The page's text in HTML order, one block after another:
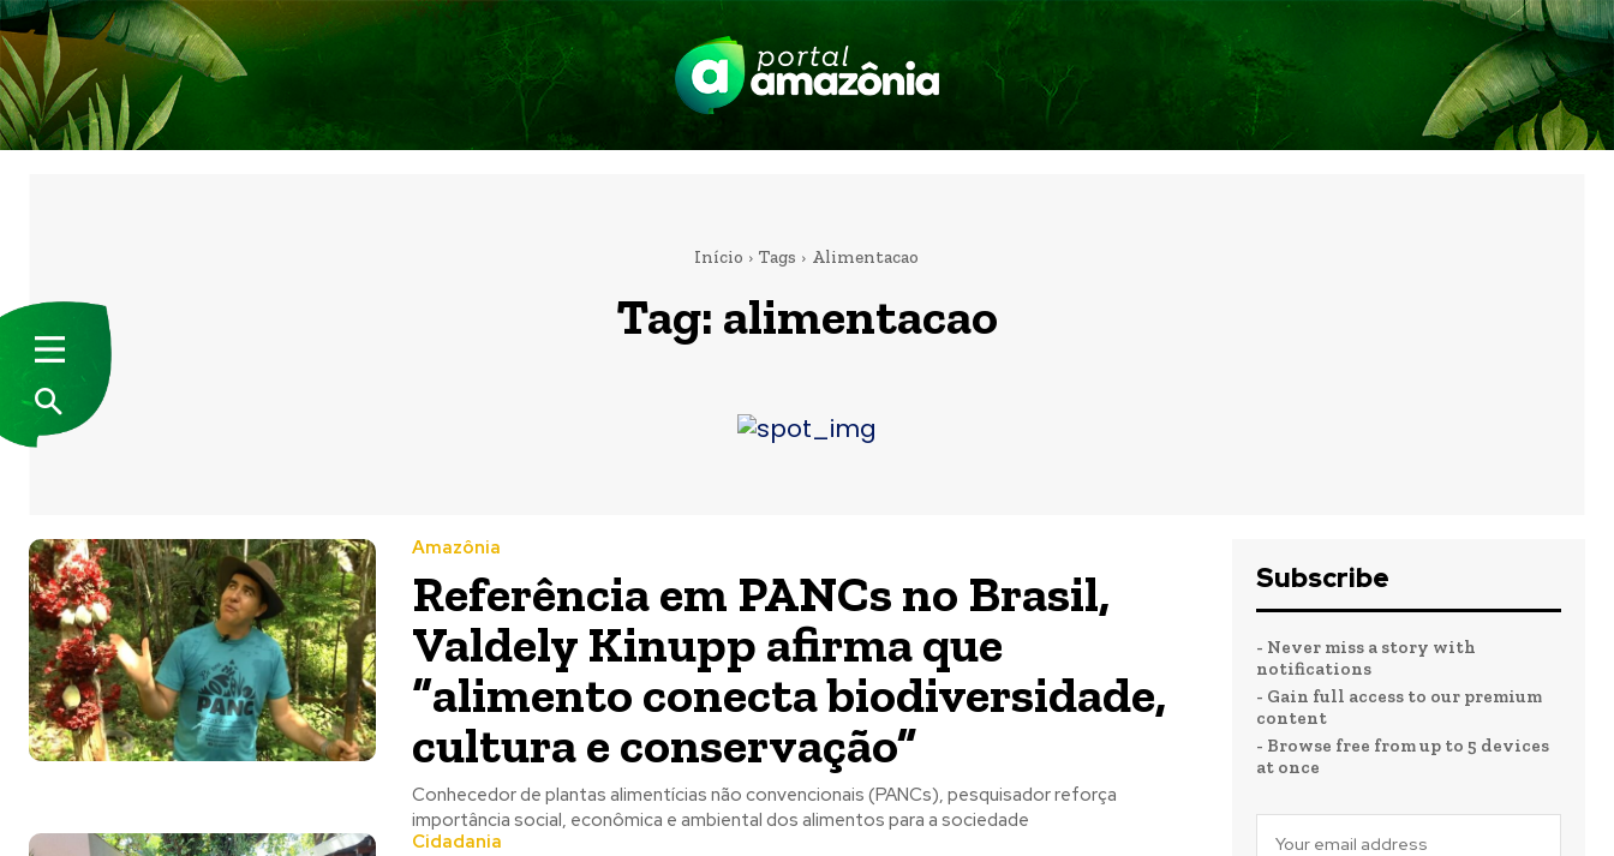
Início Tags Alimentacao
Tag: alimentacao
Amazônia
Referência em PANCs no Brasil,
Valdely Kinupp afirma que
“alimento conecta biodiversidade,
cultura e conservação”
Conhecedor de plantas alimentícias não convencionais (PANCs), pesquisador reforça
importância social, econômica e ambiental dos alimentos para a sociedade
Cidadania
Subscribe
- Never miss a story with
notifications
- Gain full access to our premium
content
- Browse free from up to 5 devices
at once